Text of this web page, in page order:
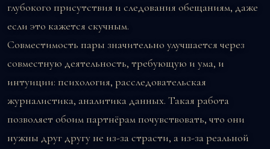
глубокого присутствия и следования обещаниям, даже
если это кажется скучным.
Совместимость пары значительно улучшается через
совместную деятельность, требующую и ума, и
интуиции: психология, расследовательская
журналистика, аналитика данных. Такая работа
позволяет обоим партнёрам почувствовать, что они
нужны друг другу не из-за страсти, а из-за реальной